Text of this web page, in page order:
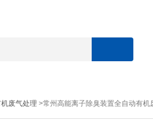
废气处理 >常州高能离子除臭装置全自动有机